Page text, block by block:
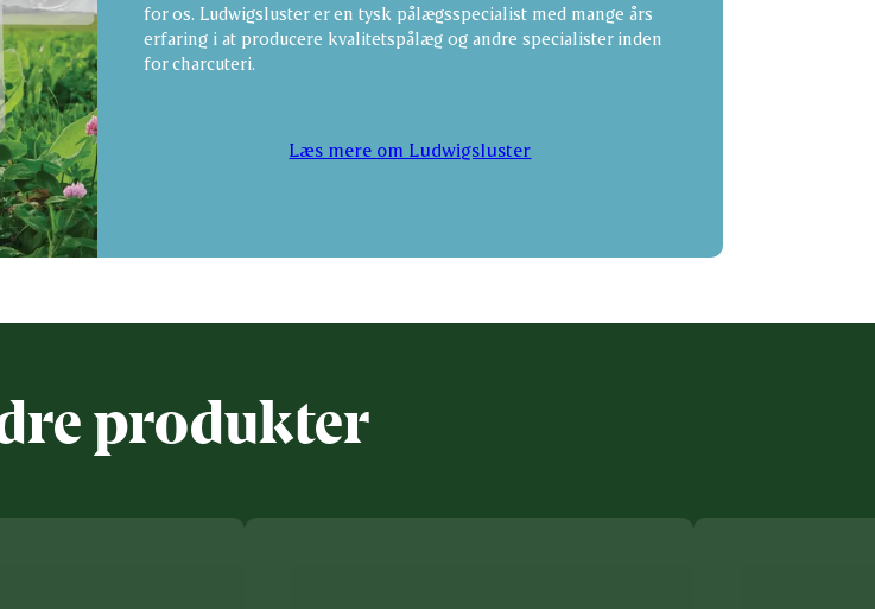
for os. Ludwigsluster er en tysk pålægsspecialist med mange års
erfaring i at producere kvalitetspålæg og andre specialister inden
for charcuteri.
Læs mere om Ludwigsluster
produkter